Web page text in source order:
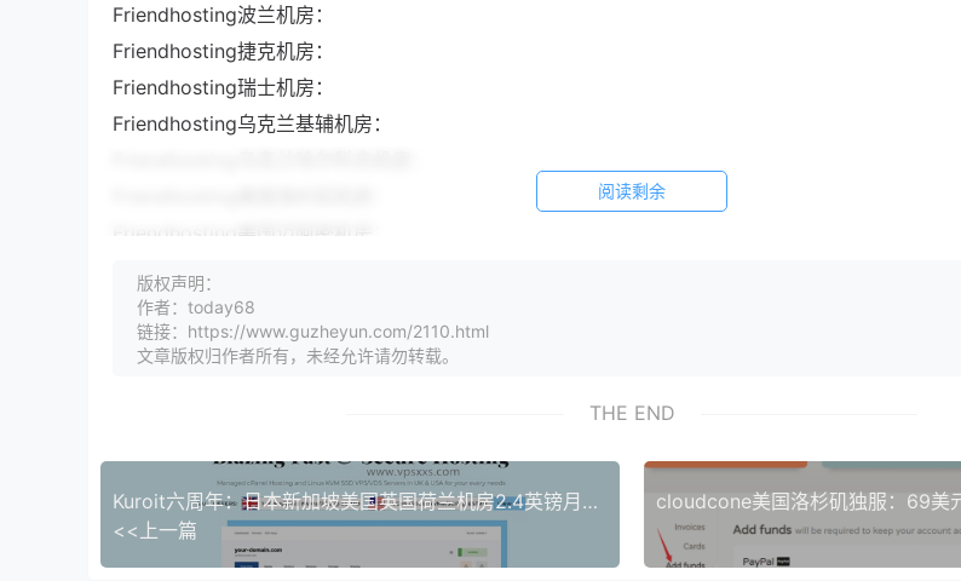
Friendhosting波兰机房：
Friendhosting捷克机房：
Friendhosting瑞士机房：
Friendhosting乌克兰基辅机房：
Friendhosting美国迈阿密机房：
阅读剩余
版权声明：
作者：today68
链接：https://www.guzheyun.com/2110.html
文章版权归作者所有，未经允许请勿转载。
THE END
Kuroit六周年：日本新加坡美国英国荷兰机房2.4英镑月起，支持支付宝Paypal
<<上一篇